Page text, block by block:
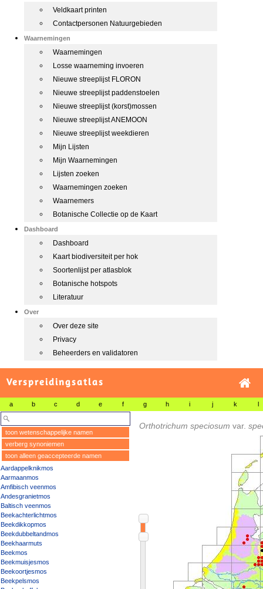
Veldkaart printen
Contactpersonen Natuurgebieden
Waarnemingen
Waarnemingen
Losse waarneming invoeren
Nieuwe streeplijst FLORON
Nieuwe streeplijst paddenstoelen
Nieuwe streeplijst (korst)mossen
Nieuwe streeplijst ANEMOON
Nieuwe streeplijst weekdieren
Mijn Lijsten
Mijn Waarnemingen
Lijsten zoeken
Waarnemingen zoeken
Waarnemers
Botanische Collectie op de Kaart
Dashboard
Dashboard
Kaart biodiversiteit per hok
Soortenlijst per atlasblok
Botanische hotspots
Literatuur
Over
Over deze site
Privacy
Beheerders en validatoren
Verspreidingsatlas
a b c d e f g h i j k l
toon wetenschappelijke namen
verberg synoniemen
toon alleen geaccepteerde namen
Aardappelknikmos
Aarmaanmos
Amfibisch veenmos
Andesgranietmos
Baltisch veenmos
Beekachterlichtmos
Beekdikkopmos
Beekdubbeltandmos
Beekhaarmuts
Beekmos
Beekmuisjesmos
Beekoortjesmos
Beekpelsmos
Orthotrichum speciosum var.